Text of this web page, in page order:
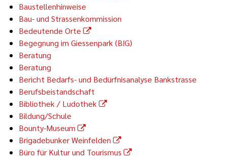
Baustellenhinweise
Bau- und Strassenkommission
Bedeutende Orte
Begegnung im Giessenpark (B!G)
Beratung
Beratung
Bericht Bedarfs- und Bedürfnisanalyse Bankstrasse
Berufsbeistandschaft
Bibliothek / Ludothek
Bildung/Schule
Bounty-Museum
Brigadebunker Weinfelden
Büro für Kultur und Tourismus